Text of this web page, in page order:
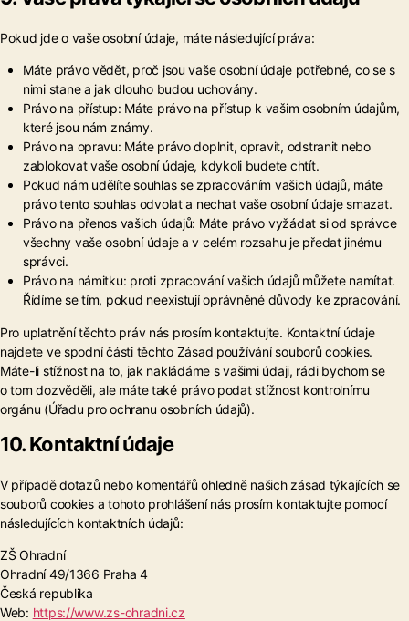
Pokud jde o vaše osobní údaje, máte následující práva:
Máte právo vědět, proč jsou vaše osobní údaje potřebné, co se s
nimi stane a jak dlouho budou uchovány.
Právo na přístup: Máte právo na přístup k vašim osobním údajům,
které jsou nám známy.
Právo na opravu: Máte právo doplnit, opravit, odstranit nebo
zablokovat vaše osobní údaje, kdykoli budete chtít.
Pokud nám udělíte souhlas se zpracováním vašich údajů, máte
právo tento souhlas odvolat a nechat vaše osobní údaje smazat.
Právo na přenos vašich údajů: Máte právo vyžádat si od správce
všechny vaše osobní údaje a v celém rozsahu je předat jinému
správci.
Právo na námitku: proti zpracování vašich údajů můžete namítat.
Řídíme se tím, pokud neexistují oprávněné důvody ke zpracování.
Pro uplatnění těchto práv nás prosím kontaktujte. Kontaktní údaje
najdete ve spodní části těchto Zásad používání souborů cookies.
Máte-li stížnost na to, jak nakládáme s vašimi údaji, rádi bychom se
o tom dozvěděli, ale máte také právo podat stížnost kontrolnímu
orgánu (Úřadu pro ochranu osobních údajů).
10. Kontaktní údaje
V případě dotazů nebo komentářů ohledně našich zásad týkajících se
souborů cookies a tohoto prohlášení nás prosím kontaktujte pomocí
následujících kontaktních údajů:
ZŠ Ohradní
Ohradní 49/1366 Praha 4
Česká republika
Web: https://www.zs-ohradni.cz